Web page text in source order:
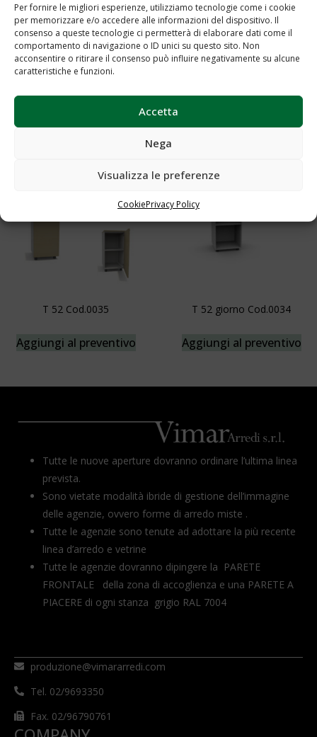
Per fornire le migliori esperienze, utilizziamo tecnologie come i cookie
per memorizzare e/o accedere alle informazioni del dispositivo. Il
consenso a queste tecnologie ci permetterà di elaborare dati come il
comportamento di navigazione o ID unici su questo sito. Non
acconsentire o ritirare il consenso può influire negativamente su alcune
caratteristiche e funzioni.
Accetta
Nega
Visualizza le preferenze
CookiePrivacy Policy
T 52 Cod.0035
Aggiungi al preventivo
T 52 giorno Cod.0034
Aggiungi al preventivo
Tutte le nuove aperture dovranno ordinare l’ultima linea
prevista.
Sono vietate modalità ibride di gestione dell’immagine
delle agenzie, ovvero forme di arredo miste .
Tutte le agenzie sono tenute ad adottare la più recente
linea d’arredo e vetrine
Tutte le agenzie dovranno dipingere la PARETE
FRONTALE della zona di accoglienza e una PARETE A
PIACERE di ogni stanza grigio RAL 7004
produzione@vimararredi.com
Tel. 02/9693350
Fax. 02/96790761